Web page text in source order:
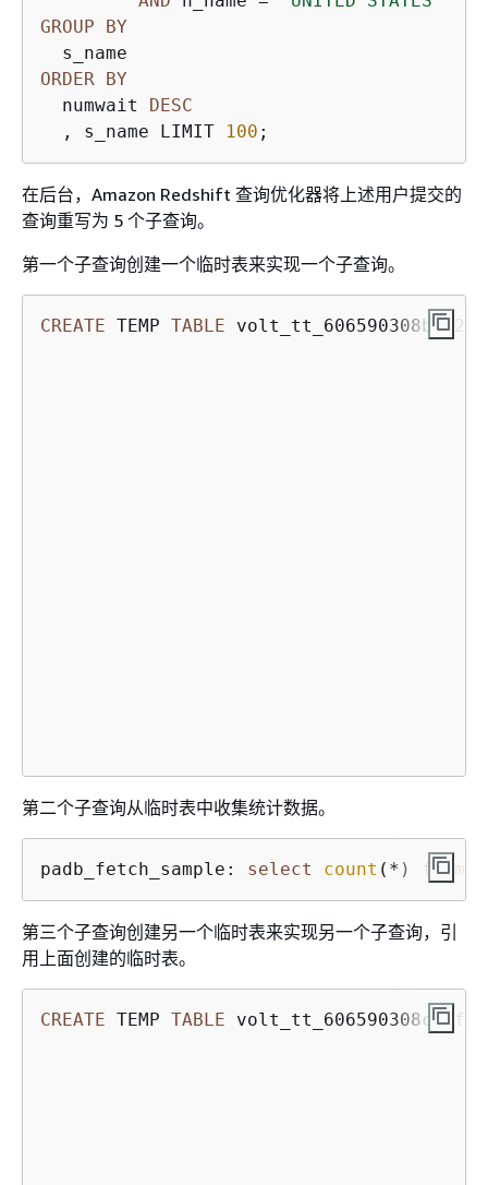
GROUP
BY
ORDER
BY
  numwait
DESC
  , s_name LIMIT
100 ;
在后台，Amazon Redshift 查询优化器将上述用户提交的
查询重写为 5 个子查询。
第一个子查询创建一个临时表来实现一个子查询。
CREATE TEMP TABLE
第二个子查询从临时表中收集统计数据。
padb_fetch_sample: select count ( * ) from
第三个子查询创建另一个临时表来实现另一个子查询，引
用上面创建的临时表。
CREATE TEMP TABLE